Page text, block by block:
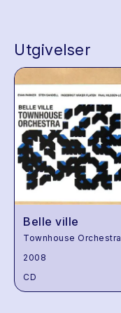
Utgivelser
Belle ville
Townhouse Orchestra
2008
CD